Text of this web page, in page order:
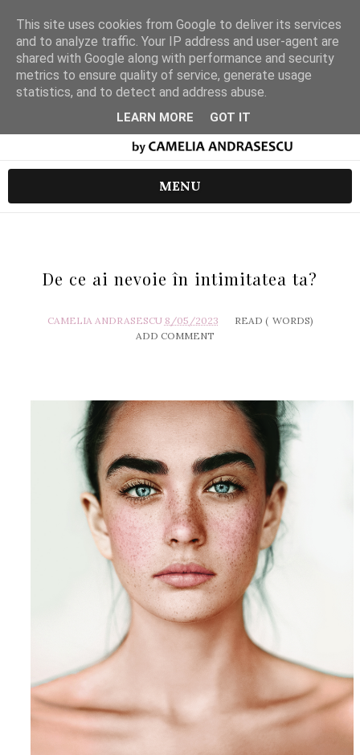
MENU
De ce ai nevoie în intimitatea ta?
CAMELIA ANDRASESCU 8/05/2023 READ ( WORDS)
ADD COMMENT
This site uses cookies from Google to deliver its services
and to analyze traffic. Your IP address and user-agent are
shared with Google along with performance and security
metrics to ensure quality of service, generate usage
statistics, and to detect and address abuse.
LEARN MORE GOT IT